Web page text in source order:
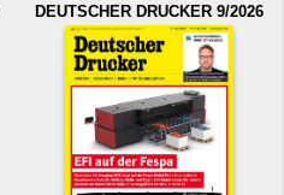
DEUTSCHER DRUCKER 9/2026